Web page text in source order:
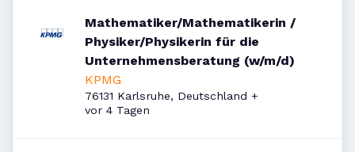
Mathematiker/Mathematikerin /
Physiker/Physikerin für die
Unternehmensberatung (w/m/d)
KPMG
76131 Karlsruhe, Deutschland +
Veröffentlicht
vor 4 Tagen